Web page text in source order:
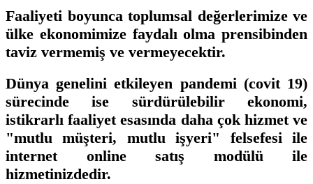
Faaliyeti boyunca toplumsal değerlerimize ve
ülke ekonomimize faydalı olma prensibinden
taviz vermemiş ve vermeyecektir.
Dünya genelini etkileyen pandemi (covit 19)
sürecinde ise sürdürülebilir ekonomi,
istikrarlı faaliyet esasında daha çok hizmet ve
"mutlu müşteri, mutlu işyeri" felsefesi ile
internet online satış modülü ile
hizmetinizdedir.